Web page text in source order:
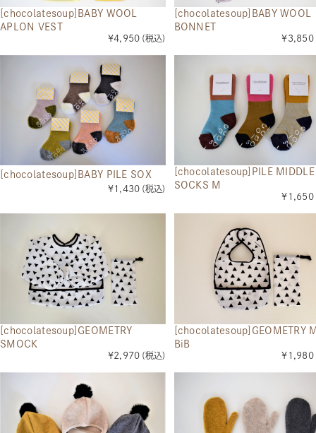
[chocolatesoup]BABY WOOL
APLON VEST
¥4,950 (税込)
[chocolatesoup]BABY WOOL
BONNET
¥3,850
[chocolatesoup]BABY PILE SOX
¥1,430 (税込)
[chocolatesoup]PILE MIDDLE
SOCKS M
¥1,650
[chocolatesoup]GEOMETRY
SMOCK
¥2,970 (税込)
[chocolatesoup]GEOMETRY
BiB
¥1,980